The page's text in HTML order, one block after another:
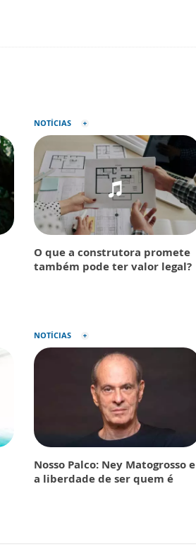
NOTÍCIAS
O que a construtora promete
também pode ter valor legal?
NOTÍCIAS
Nosso Palco: Ney Matogrosso e
a liberdade de ser quem é